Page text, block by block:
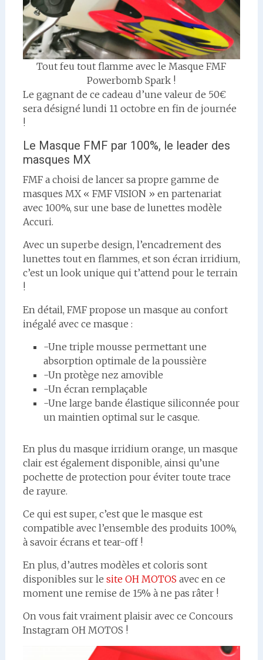
Tout feu tout flamme avec le Masque FMF
Powerbomb Spark !
Le gagnant de ce cadeau d’une valeur de 50€
sera désigné lundi 11 octobre en fin de journée
!
Le Masque FMF par 100%, le leader des
masques MX
FMF a choisi de lancer sa propre gamme de
masques MX « FMF VISION » en partenariat
avec 100%, sur une base de lunettes modèle
Accuri.
Avec un superbe design, l’encadrement des
lunettes tout en flammes, et son écran irridium,
c’est un look unique qui t’attend pour le terrain
!
En détail, FMF propose un masque au confort
inégalé avec ce masque :
-Une triple mousse permettant une
absorption optimale de la poussière
-Un protège nez amovible
-Un écran remplaçable
-Une large bande élastique siliconnée pour
un maintien optimal sur le casque.
En plus du masque irridium orange, un masque
clair est également disponible, ainsi qu’une
pochette de protection pour éviter toute trace
de rayure.
Ce qui est super, c’est que le masque est
compatible avec l’ensemble des produits 100%,
à savoir écrans et tear-off !
En plus, d’autres modèles et coloris sont
disponibles sur le site OH MOTOS avec en ce
moment une remise de 15% à ne pas râter !
On vous fait vraiment plaisir avec ce Concours
Instagram OH MOTOS !